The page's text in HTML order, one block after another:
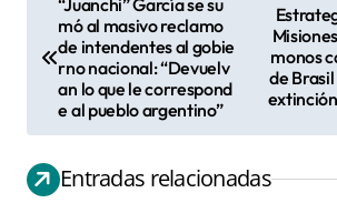
a
mó al masivo reclamo
de intendentes al gobie
rno nacional: “Devuelv
an lo que le correspond
e al pueblo argentino”
monos
de
Entradas relacionadas